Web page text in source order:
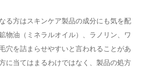
る方はスキンケア製品の成分にも気を配
物油（ミネラルオイル）、ラノリン、ワ
穴を詰まらせやすいと言われることがあ
に当てはまるわけではなく、製品の処方